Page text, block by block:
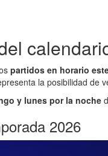
partidos en horario
la posibilidad de
y lunes por la noche
2026